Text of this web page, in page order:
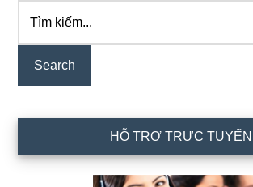
Primary
Sidebar
kiếm...
HỖ TRỢ TRỰC TUYẾN